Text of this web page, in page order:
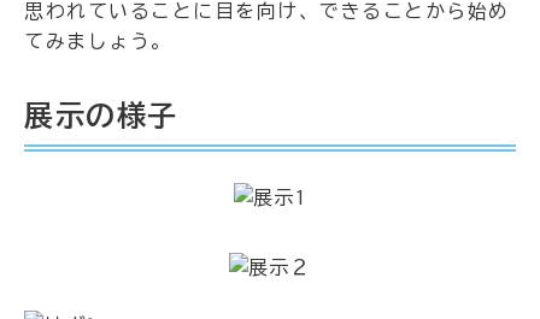
思われていることに目を向け、できることから始め
てみましょう。
展示の様子